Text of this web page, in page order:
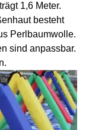
1,6 Meter.
besteht
Perlbaumwolle.
sind anpassbar.